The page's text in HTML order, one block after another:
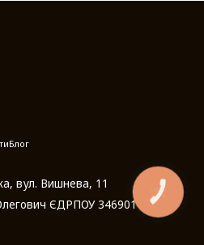
Блог
вул. Вишнева, 11
ЄДРПОУ 3469014097
КНОПКА
ЗВ'ЯЗКУ